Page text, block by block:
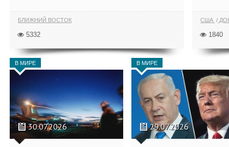
БЛИЖНИЙ ВОСТОК
5332
США
1840
В МИРЕ
30.07.2026
В МИРЕ
29.07.2026